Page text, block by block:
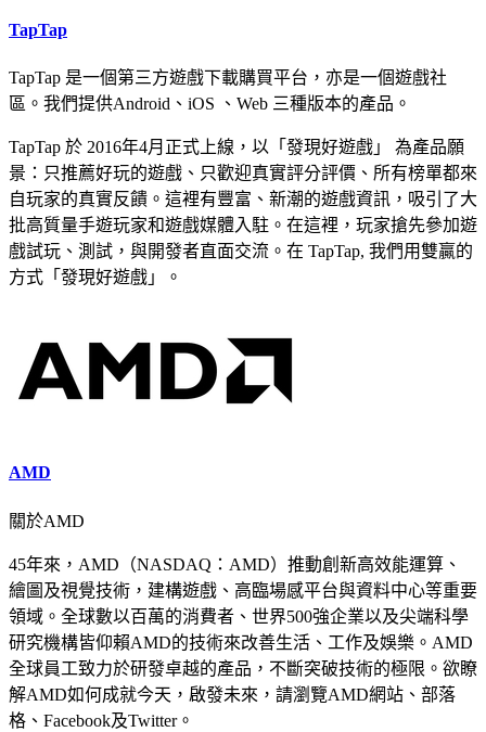
TapTap
TapTap 是一個第三方遊戲下載購買平台，亦是一個遊戲社
區。我們提供Android、iOS 、Web 三種版本的產品。
TapTap 於 2016年4月正式上線，以「發現好遊戲」 為產品願
景：只推薦好玩的遊戲、只歡迎真實評分評價、所有榜單都來
自玩家的真實反饋。這裡有豐富、新潮的遊戲資訊，吸引了大
批高質量手遊玩家和遊戲媒體入駐。在這裡，玩家搶先參加遊
戲試玩、測試，與開發者直面交流。在 TapTap, 我們用雙贏的
方式「發現好遊戲」。
AMD
關於AMD
45年來，AMD（NASDAQ：AMD）推動創新高效能運算、
繪圖及視覺技術，建構遊戲、高臨場感平台與資料中心等重要
領域。全球數以百萬的消費者、世界500強企業以及尖端科學
研究機構皆仰賴AMD的技術來改善生活、工作及娛樂。AMD
全球員工致力於研發卓越的產品，不斷突破技術的極限。欲瞭
解AMD如何成就今天，啟發未來，請瀏覽AMD網站、部落
格、Facebook及Twitter。